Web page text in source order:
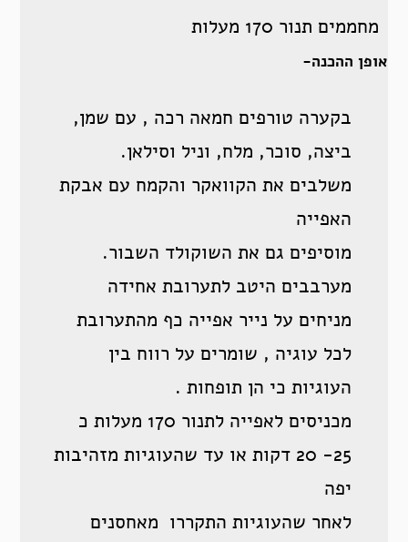
מחממים תנור 170 מעלות
אופן ההכנה-
בקערה טורפים חמאה רכה , עם שמן,
ביצה, סוכר, מלח, וניל וסילאן.
משלבים את הקוואקר והקמח עם אבקת
האפייה
מוסיפים גם את השוקולד השבור.
מערבבים היטב לתערובת אחידה
מניחים על נייר אפייה כף מהתערובת
לכל עוגיה , שומרים על רווח בין
העוגיות כי הן תופחות .
מכניסים לאפייה לתנור 170 מעלות כ
25- 20 דקות או עד שהעוגיות מזהיבות
יפה
לאחר שהעוגיות התקררו מאחסנים